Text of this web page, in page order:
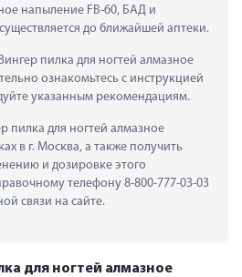
напыление FB-60, БАД и
до ближайшей аптеки.
пилка для ногтей алмазное
ознакомьтесь с инструкцией
указанным рекомендациям.
пилка для ногтей алмазное
в г. Москва, а также получить
и дозировке этого
телефону 8-800-777-03-03
связи на сайте.
для ногтей алмазное